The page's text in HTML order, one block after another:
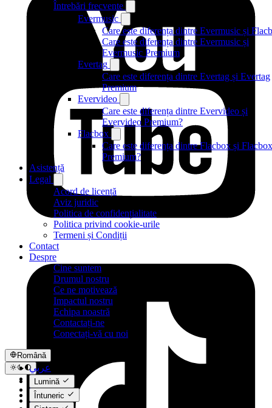
Întrebări frecvente
Evermusic
Care este diferența dintre Evermusic și
Care este diferența dintre Evermusic și
Evermusic Premium
Evertag
Care este diferența dintre Evertag și Evertag
Premium
Evervideo
Care este diferența dintre Evervideo și
Evervideo Premium?
Flacbox
Care este diferența dintre Flacbox și Flacbox
Premium?
Asistență
Legal
Acord de licență
Aviz juridic
Politica de confidențialitate
Politica privind cookie-urile
Termeni și Condiții
Contact
Despre
Cine suntem
Drumul nostru
Ce ne motivează
Impactul nostru
Echipa noastră
Contactați-ne
Conectați-vă cu noi
Română
عربي
Català
Čeština
Dansk
Lumină
Întuneric